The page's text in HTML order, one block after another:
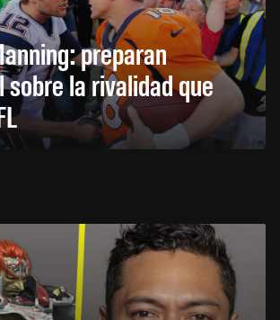
preparan
la rivalidad que